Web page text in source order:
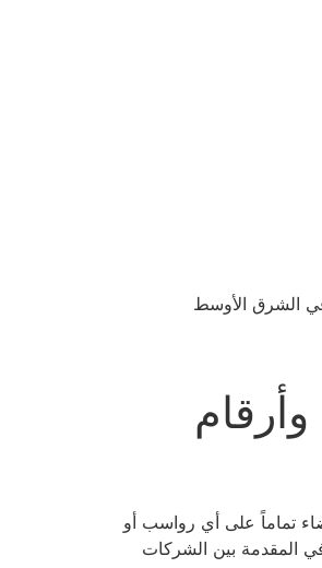
في الشرق الأوسط
افضل شركة تنظيف خزانات المياه بالرياض 0535507016 وأرقام
تماماً على أي رواسب أو
المقدمة بين الشركات